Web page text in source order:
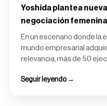
Yoshida plantea
negociación femenina
En un escenario donde la
mundo empresarial
relevancia, más de 50
Seguir leyendo →